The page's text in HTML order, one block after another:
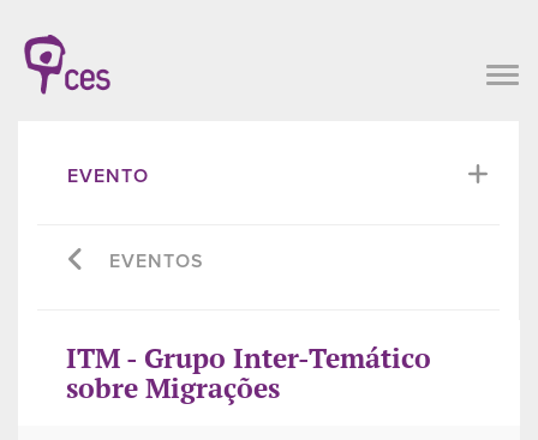
EVENTO
EVENTOS
ITM - Grupo Inter-Temático
sobre Migrações